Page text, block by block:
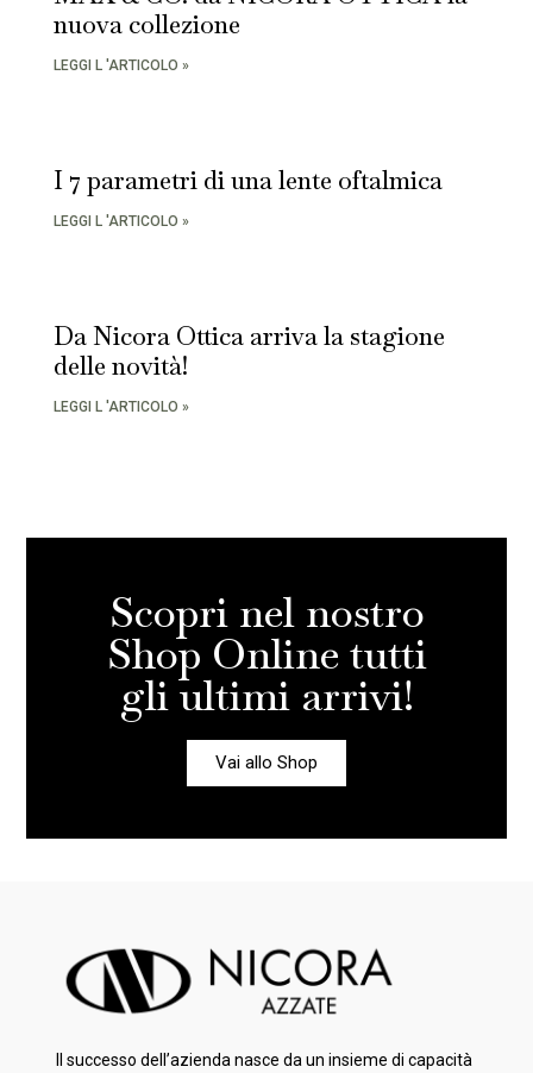
nuova collezione
LEGGI L 'ARTICOLO »
I 7 parametri di una lente oftalmica
LEGGI L 'ARTICOLO »
Da Nicora Ottica arriva la stagione
delle novità!
LEGGI L 'ARTICOLO »
Scopri nel nostro
Shop Online tutti
gli ultimi arrivi!
Vai allo Shop
Il successo dell’azienda nasce da un insieme di capacità